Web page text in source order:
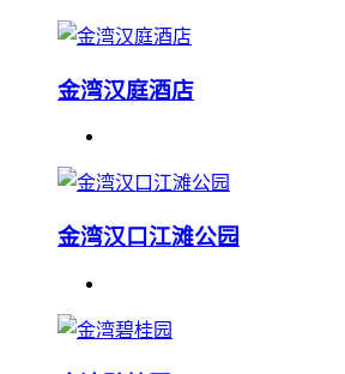
金湾汉庭酒店
金湾汉口江滩公园